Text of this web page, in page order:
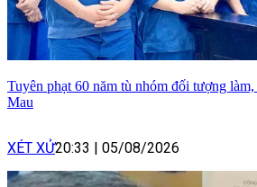
Tuyên phạt 60 năm tù nhóm đối tượng
Mau
XÉT XỬ20:33 | 05/08/2026